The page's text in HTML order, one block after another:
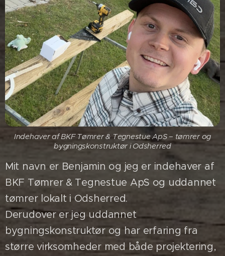
Indehaver af BKF Tømrer & Tegnestue ApS – tømrer og
bygningskonstruktør i Odsherred
Mit navn er Benjamin og jeg er indehaver af
BKF Tømrer & Tegnestue ApS og uddannet
tømrer lokalt i Odsherred.
Derudover er jeg uddannet
bygningskonstruktør og har erfaring fra
større virksomheder med både projektering,